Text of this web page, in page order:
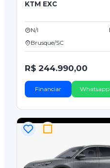
KTM EXC
N/I
Brusque/SC
R$ 244.990,00
Financiar Whatsapp